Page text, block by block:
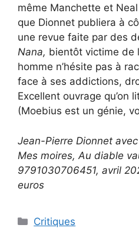
même Manchette et
que Dionnet publiera à
une revue faite par des
Nana, bientôt victime de
homme n’hésite pas à
face à ses addictions,
Excellent ouvrage qu’on
(Moebius est un génie,
Jean-Pierre Dionnet
Mes moires, Au diable
9791030706451, avril
euros
Critiques